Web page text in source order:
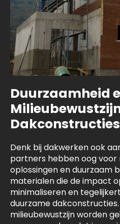
Duurzaamheid
Dakconstructies
Denk bij dakwerken ook
partners hebben oog voor
oplossingen en duurzaam
materialen die de impact
minimaliseren en
duurzame
milieubewustzijn worden